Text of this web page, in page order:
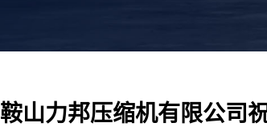
鞍山力邦压缩机有限公司